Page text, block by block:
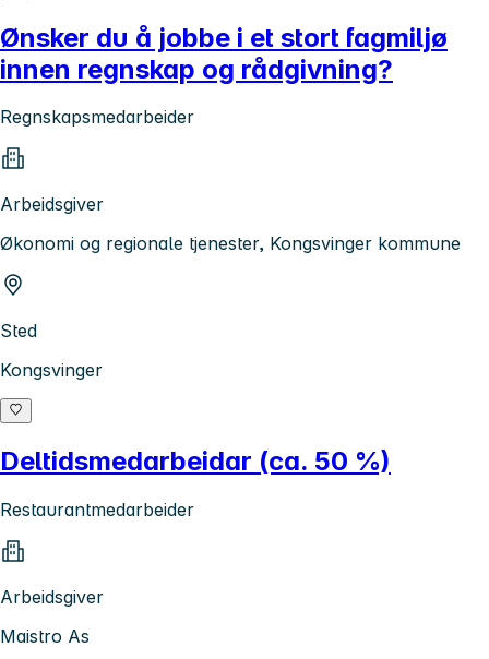
Ønsker du å jobbe i et stort fagmiljø
innen regnskap og rådgivning?
Regnskapsmedarbeider
Arbeidsgiver
Økonomi og regionale tjenester, Kongsvinger kommune
Sted
Kongsvinger
Deltidsmedarbeidar (ca. 50 %)
Restaurantmedarbeider
Arbeidsgiver
Maistro As